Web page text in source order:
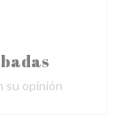
su opinión